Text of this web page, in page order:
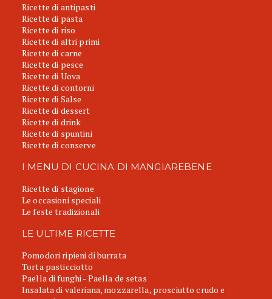
Ricette di antipasti
Ricette di pasta
Ricette di riso
Ricette di altri primi
Ricette di carne
Ricette di pesce
Ricette di Uova
Ricette di contorni
Ricette di Salse
Ricette di dessert
Ricette di drink
Ricette di spuntini
Ricette di conserve
I MENU DI CUCINA DI MANGIAREBENE
Ricette di stagione
Le occasioni speciali
Le feste tradizionali
LE ULTIME RICETTE
Pomodori ripieni di burrata
Torta pasticciotto
Paella di funghi - Paella de setas
Insalata di valeriana, mozzarella, prosciutto crudo e